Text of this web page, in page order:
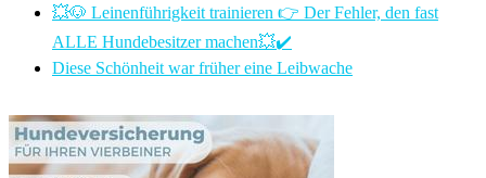
💥🐶 Leinenführigkeit trainieren 👉 Der Fehler, den fast
ALLE Hundebesitzer machen💥✔️
Diese Schönheit war früher eine Leibwache